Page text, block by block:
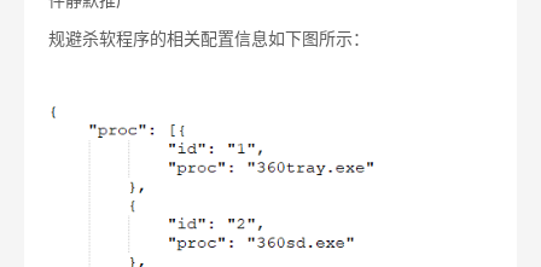
规避杀软程序的相关配置信息如下图所示：